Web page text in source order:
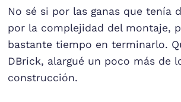
No sé si por las ganas que tenía
por la complejidad del montaje,
bastante tiempo en terminarlo.
DBrick, alargué un poco más de
construcción.